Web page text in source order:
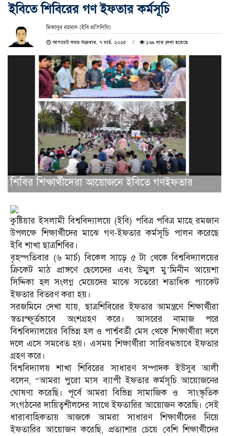
ইবিতে শিবিরের গণ ইফতার কর্মসূচি
মিজানুর রহমান (ইবি প্রতিনিধি)
আপডেট সময় শুক্রবার, ৭ মার্চ, ২০২৫ ১৬৯ বার দেখা হয়েছে
শিবির শিক্ষার্থীদেরা আয়োজনে ইবিতে গণইফতার
কুষ্টিয়ার ইসলামী বিশ্ববিদ্যালয়ে (ইবি) পবিত্র পবিত্র মাহে রমজান
উপলক্ষে শিক্ষার্থীদের মাঝে গণ-ইফতার কর্মসূচি পালন করেছে
ইবি শাখা ছাত্রশিবির।
বৃহস্পতিবার (৬ মার্চ) বিকেল সাড়ে ৫ টা থেকে বিশ্ববিদ্যালয়ের
ক্রিকেট মাঠ প্রাঙ্গণে ছেলেদের এবং উম্মুল মু’মিনীন আয়েশা
সিদ্দিকা হল সংলগ্ন মেয়েদের মাঝে সতেরো শতাধিক প্যাকেট
ইফতার বিতরণ করা হয়।
সরজমিনে দেখা যায়, ছাত্রশিবিরের ইফতার আমন্ত্রণে শিক্ষার্থীরা
স্বতঃস্ফূর্তভাবে অংশগ্রহণ করে। আসরের নামাজ পরে
বিশ্ববিদ্যালয়ের বিভিন্ন হল ও পার্শ্ববর্তী মেস থেকে শিক্ষার্থীরা দলে
দলে এসে সমবেত হয়। এসময় শিক্ষার্থীরা সারিবদ্ধভাবে ইফতার
গ্রহণ করে।
বিশ্ববিদ্যালয় শাখা শিবিরের সাধারণ সম্পাদক ইউসুব আলী
বলেন, “আমরা পুরো মাস ব্যাপী ইফতার কর্মসূচি আয়োজনের
ঘোষণা করেছি। পূর্বে আমরা বিভিন্ন সামাজিক ও সাংস্কৃতিক
সংগঠনের দায়িত্বশীলদের সাথে ইফতারির আয়োজন করেছি। সেই
ধারাবাহিকতায় আজকে আমরা সাধারণ শিক্ষার্থীদের নিয়ে
ইফতারির আয়োজন করেছি, প্রত্যাশার চেয়ে বেশি শিক্ষার্থীদের